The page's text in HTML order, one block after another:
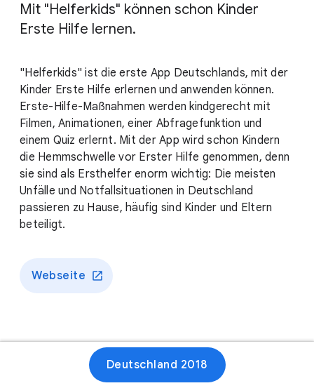
Mit "Helferkids" können schon Kinder
Erste Hilfe lernen.
"Helferkids" ist die erste App Deutschlands, mit der
Kinder Erste Hilfe erlernen und anwenden können.
Erste-Hilfe-Maßnahmen werden kindgerecht mit
Filmen, Animationen, einer Abfragefunktion und
einem Quiz erlernt. Mit der App wird schon Kindern
die Hemmschwelle vor Erster Hilfe genommen, denn
sie sind als Ersthelfer enorm wichtig: Die meisten
Unfälle und Notfallsituationen in Deutschland
passieren zu Hause, häufig sind Kinder und Eltern
beteiligt.
Webseite
Deutschland 2018